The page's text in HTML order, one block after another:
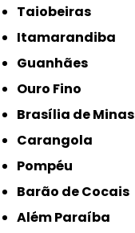
Taiobeiras
Itamarandiba
Guanhães
Ouro Fino
Brasília de Minas
Carangola
Pompéu
Barão de Cocais
Além Paraíba